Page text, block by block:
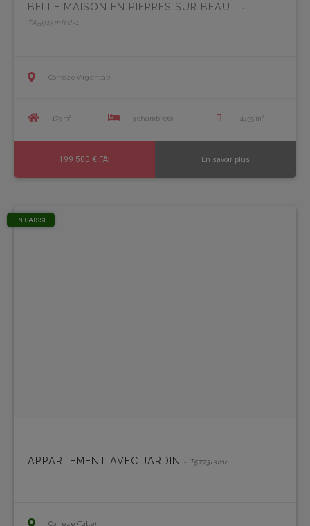
BELLE MAISON EN PIERRES SUR BEAU...
-
TA5915mfrd-1
Corrèze (Argentat)
175 m² 3 chambre(s) 4455 m²
199 500 € FAI En savoir plus
EN BAISSE
APPARTEMENT AVEC JARDIN - T5773lsmr
Corrèze (Tulle)